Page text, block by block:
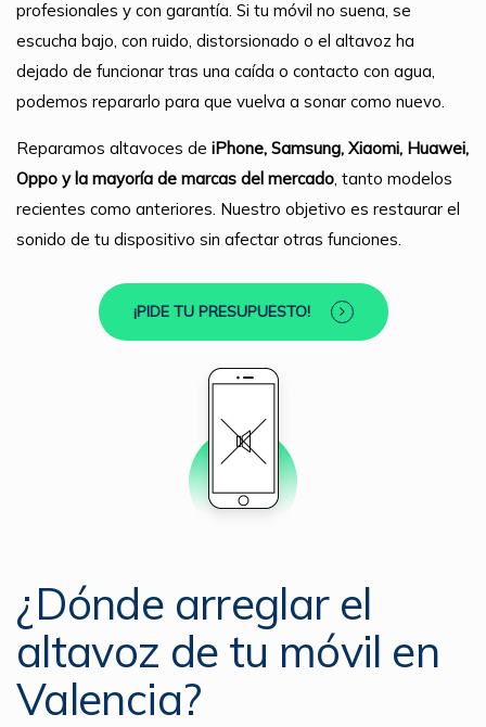
profesionales y con garantía. Si tu móvil no suena, se
escucha bajo, con ruido, distorsionado o el altavoz ha
dejado de funcionar tras una caída o contacto con agua,
podemos repararlo para que vuelva a sonar como nuevo.
Reparamos altavoces de iPhone, Samsung, Xiaomi, Huawei,
Oppo y la mayoría de marcas del mercado, tanto modelos
recientes como anteriores. Nuestro objetivo es restaurar el
sonido de tu dispositivo sin afectar otras funciones.
¡PIDE TU PRESUPUESTO!
¿Dónde arreglar el
altavoz de tu móvil en
Valencia?